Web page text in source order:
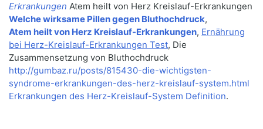
Erkrankungen Atem heilt von Herz Kreislauf-Erkrankungen
Welche wirksame Pillen gegen Bluthochdruck,
Atem heilt von Herz Kreislauf-Erkrankungen, Ernährung
bei Herz-Kreislauf-Erkrankungen Test, Die
Zusammensetzung von Bluthochdruck
http://gumbaz.ru/posts/815430-die-wichtigsten-
syndrome-erkrankungen-des-herz-kreislauf-system.html
Erkrankungen des Herz-Kreislauf-System Definition.